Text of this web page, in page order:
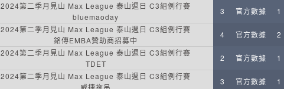
2024第二季月見山 Max League 泰山週日 C3組例行賽
bluemaoday
3 官方數據 1
2024第二季月見山 Max League 泰山週日 C3組例行賽
銘傳EMBA贊助商招募中
4 官方數據 2
2024第二季月見山 Max League 泰山週日 C3組例行賽
TDET
2 官方數據 1
2024第二季月見山 Max League 泰山週日 C3組例行賽
3 官方數據 1